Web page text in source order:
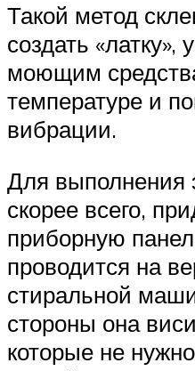
Такой метод
создать «латку»,
моющим
температуре и
вибрации.
Для выполнения
скорее всего,
приборную
проводится на
стиральной
стороны она
которые не